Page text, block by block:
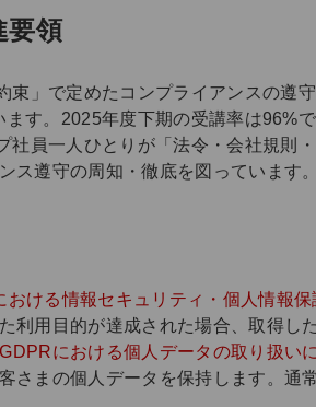
要領
束」で定めたコンプライアンスの遵
す。2025年度下期の受講率は96%で
社員一人ひとりが「法令・会社規
ス遵守の周知・徹底を図っています。
おける情報セキュリティ・個人情報
利用目的が達成された場合、取得し
における個人データの取り扱い
さまの個人データを保持します。